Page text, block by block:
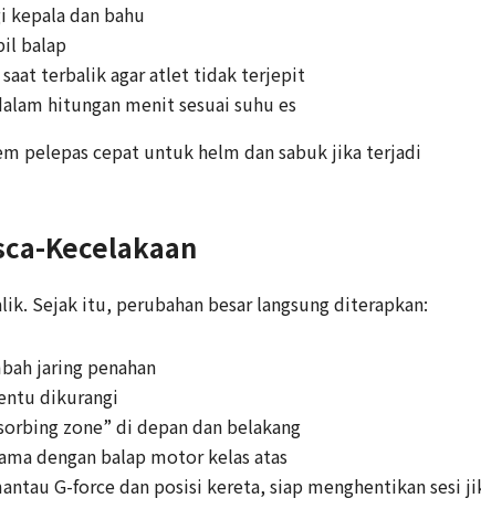
kepala dan bahu
balap
saat terbalik agar atlet tidak terjepit
hitungan menit sesuai suhu es
pelepas cepat untuk helm dan sabuk jika terjadi
Kecelakaan
Sejak itu, perubahan besar langsung diterapkan:
jaring penahan
dikurangi
zone” di depan dan belakang
dengan balap motor kelas atas
G-force dan posisi kereta, siap menghentikan sesi